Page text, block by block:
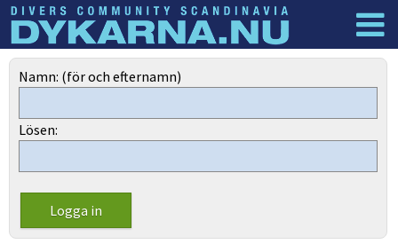
Dyknyheter
Namn: (för och efternamn)
Lösen: